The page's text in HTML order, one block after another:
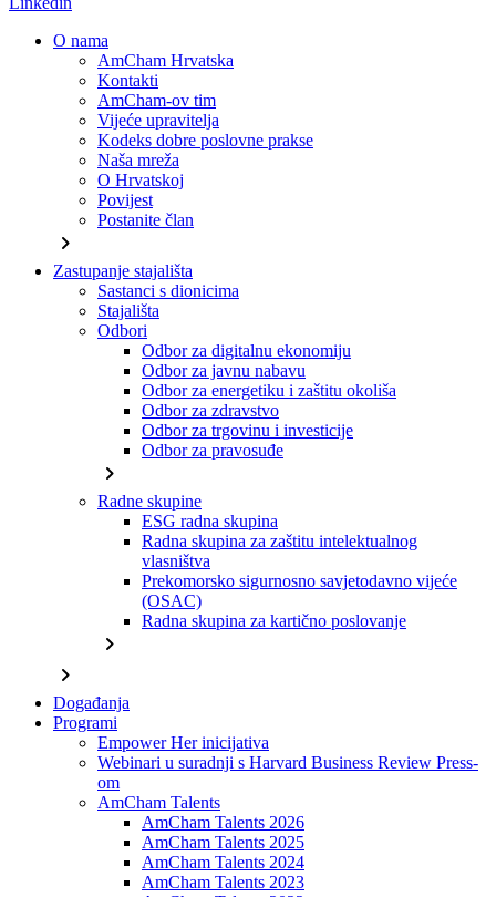
O nama
AmCham Hrvatska
Kontakti
AmCham-ov tim
Vijeće upravitelja
Kodeks dobre poslovne prakse
Naša mreža
O Hrvatskoj
Povijest
Postanite član
chevron_right
Zastupanje stajališta
Sastanci s dionicima
Stajališta
Odbori
Odbor za digitalnu ekonomiju
Odbor za javnu nabavu
Odbor za energetiku i zaštitu okoliša
Odbor za zdravstvo
Odbor za trgovinu i investicije
Odbor za pravosuđe
chevron_right
Radne skupine
ESG radna skupina
Radna skupina za zaštitu intelektualnog
vlasništva
Prekomorsko sigurnosno savjetodavno vijeće
(OSAC)
Radna skupina za kartično poslovanje
chevron_right
chevron_right
Događanja
Programi
Empower Her inicijativa
Webinari u suradnji s Harvard Business Review Press-
om
AmCham Talents
AmCham Talents 2026
AmCham Talents 2025
AmCham Talents 2024
AmCham Talents 2023